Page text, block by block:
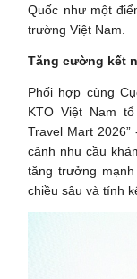
Quốc như một
trường Việt Nam.
Tăng cường kết
Phối hợp cùng
KTO Việt Nam
Travel Mart
cảnh nhu cầu
tăng trưởng
chiều sâu và tính